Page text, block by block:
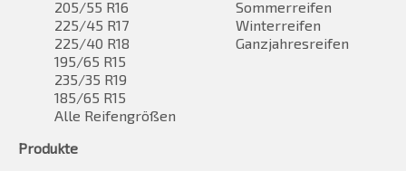
205/55 R16
225/45 R17
225/40 R18
195/65 R15
235/35 R19
185/65 R15
Alle Reifengrößen
Sommerreifen
Winterreifen
Ganzjahresreifen
Produkte